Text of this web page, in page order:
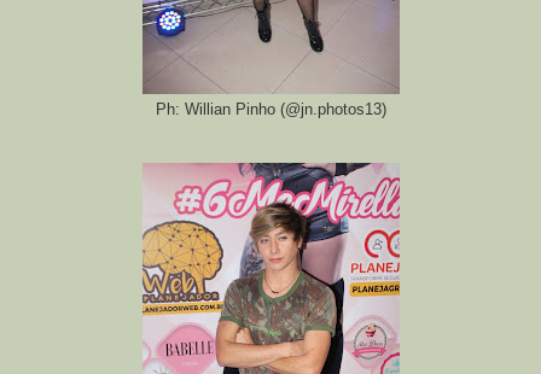
Ph: Willian Pinho (@jn.photos13)